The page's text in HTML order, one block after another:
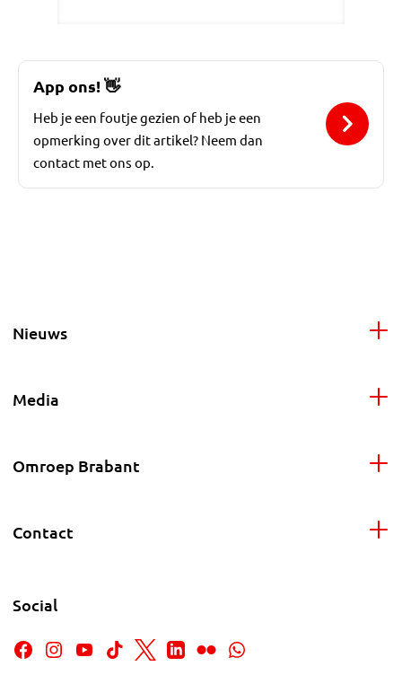
App ons!👋
Heb je een foutje gezien of heb je een
opmerking over dit artikel? Neem dan
contact met ons op.
Nieuws
Media
Omroep Brabant
Contact
Social